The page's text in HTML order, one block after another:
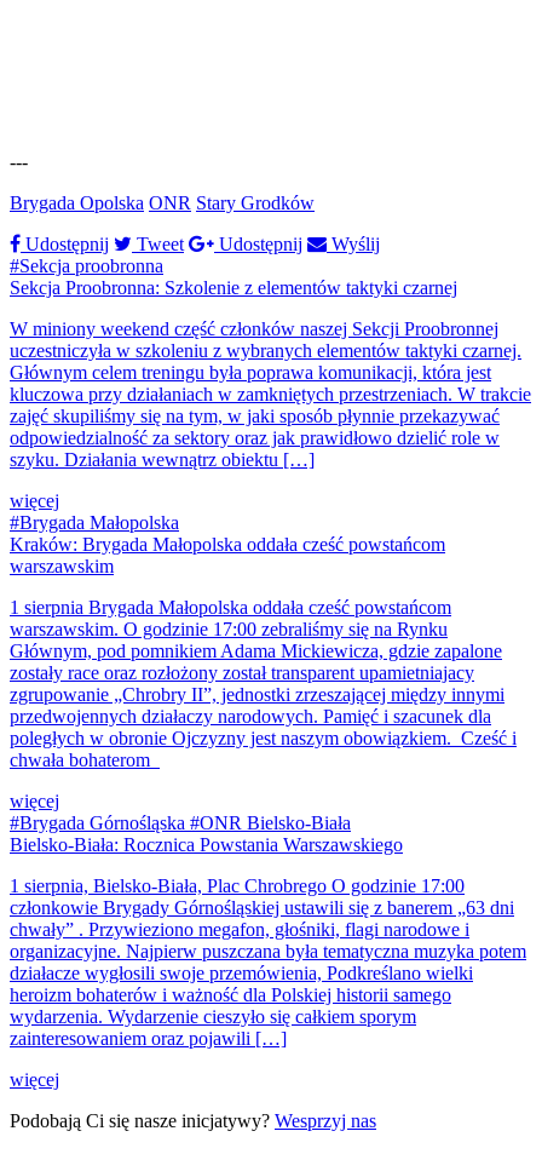
---
Brygada Opolska ONR Stary Grodków
Udostępnij
Tweet Udostępnij
Wyślij
#Sekcja proobronna
Sekcja Proobronna: Szkolenie z elementów taktyki czarnej
W miniony weekend część członków naszej Sekcji Proobronnej
uczestniczyła w szkoleniu z wybranych elementów taktyki czarnej.
Głównym celem treningu była poprawa komunikacji, która jest
kluczowa przy działaniach w zamkniętych przestrzeniach. W trakcie
zajęć skupiliśmy się na tym, w jaki sposób płynnie przekazywać
odpowiedzialność za sektory oraz jak prawidłowo dzielić role w
szyku. Działania wewnątrz obiektu […]
więcej
#Brygada Małopolska
Kraków: Brygada Małopolska oddała cześć powstańcom
warszawskim
1 sierpnia Brygada Małopolska oddała cześć powstańcom
warszawskim. O godzinie 17:00 zebraliśmy się na Rynku
Głównym, pod pomnikiem Adama Mickiewicza, gdzie zapalone
zostały race oraz rozłożony został transparent upamietniajacy
zgrupowanie „Chrobry II”, jednostki zrzeszającej między innymi
przedwojennych działaczy narodowych. Pamięć i szacunek dla
poległych w obronie Ojczyzny jest naszym obowiązkiem. Cześć i
chwała bohaterom
więcej
#Brygada Górnośląska #ONR Bielsko-Biała
Bielsko-Biała: Rocznica Powstania Warszawskiego
1 sierpnia, Bielsko-Biała, Plac Chrobrego O godzinie 17:00
członkowie Brygady Górnośląskiej ustawili się z banerem „63 dni
chwały” . Przywieziono megafon, głośniki, flagi narodowe i
organizacyjne. Najpierw puszczana była tematyczna muzyka potem
działacze wygłosili swoje przemówienia, Podkreślano wielki
heroizm bohaterów i ważność dla Polskiej historii samego
wydarzenia. Wydarzenie cieszyło się całkiem sporym
zainteresowaniem oraz pojawili […]
więcej
Podobają Ci się nasze inicjatywy? Wesprzyj nas